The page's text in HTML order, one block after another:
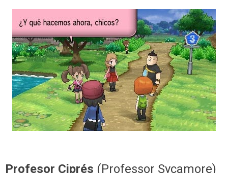
Profesor Ciprés (Professor Sycamore)